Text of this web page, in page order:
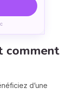
comment
d’une